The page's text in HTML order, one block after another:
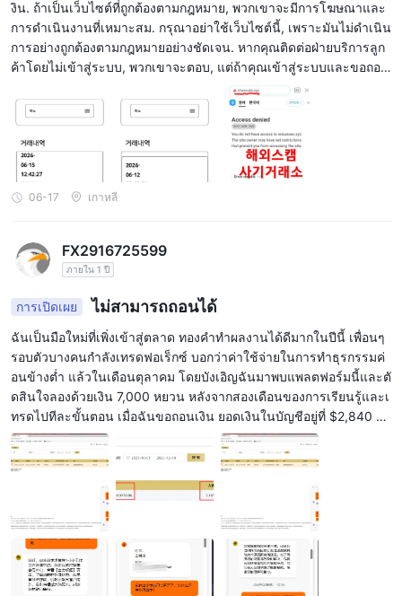
งิน. ถ้าเป็นเว็บไซต์ที่ถูกต้องตามกฎหมาย, พวกเขาจะมีการโฆษณาและ
การดำเนินงานที่เหมาะสม. กรุณาอย่าใช้เว็บไซต์นี้, เพราะมันไม่ดำเนิน
การอย่างถูกต้องตามกฎหมายอย่างชัดเจน. หากคุณติดต่อฝ่ายบริการลูก
ค้าโดยไม่เข้าสู่ระบบ, พวกเขาจะตอบ, แต่ถ้าคุณเข้าสู่ระบบและขอถอน
เงิน, พวกเขาจะไม่ตอบกลับเลย. ฉันโพสต์ข้อความนี้เผื่อมีคนอื่นถูกหลอ
ก.
06-17 เกาหลี
FX2916725599
ภายใน 1 ปี
การเปิดเผย ไม่สามารถถอนได้
ฉันเป็นมือใหม่ที่เพิ่งเข้าสู่ตลาด ทองคำทำผลงานได้ดีมากในปีนี้ เพื่อนๆ
รอบตัวบางคนกำลังเทรดฟอเร็กซ์ บอกว่าค่าใช้จ่ายในการทำธุรกรรมค่
อนข้างต่ำ แล้วในเดือนตุลาคม โดยบังเอิญฉันมาพบแพลตฟอร์มนี้และตั
ดสินใจลองด้วยเงิน 7,000 หยวน หลังจากสองเดือนของการเรียนรู้และเ
ทรดไปทีละขั้นตอน เมื่อฉันขอถอนเงิน ยอดเงินในบัญชีอยู่ที่ $2,840 แ
ต่ทันทีหลังจากยื่นคำขอนั้น แพลตฟอร์มได้หักเงินทั้งหมดออกจากบัญชีเ
ทรดของฉัน เป็นเวลาหลายวันที่แดชบอร์ดส่วนตัวแสดงสถานะเป็น "กำ
ลังดำเนินการ" โดยไม่มีเงินถูกโอนเข้าบัญชีธนาคารของฉันเลย นี่คือ
กำไรที่ฉันได้มาจากการเทรดด้วยตัวเอง ฉันทำธุรกิจอยู่ ทำไมฉันถึงถูกป
ฏิเสธการถอนเงิน? เมื่อฉันติดต่อฝ่ายบริการลูกค้า พวกเขาก็ยังคงหลบเลี่
สธที่จะให้คำอธิบายที่ชัดเจนหรือกำหนดเวลาที่แน่นอนสำหรับการถอนเ
งิน ความหวังเดียวของฉันตอนนี้คือการติดต่อหน่วยงานที่เกี่ยวข้องที่สา